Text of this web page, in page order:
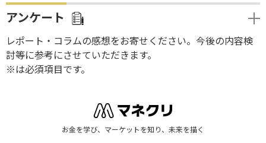
アンケート
レポート・コラムの感想をお寄せください。今後の内容検
討等に参考にさせていただきます。
※は必須項目です。
お金を学び、マーケットを知り、未来を描く